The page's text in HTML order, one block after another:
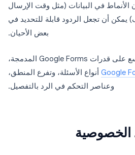
الأنماط في البيانات (مثل وقت الإرسال
يمكن أن تجعل الردود قابلة للتحديد في
بعض الأحيان.
للحصول على نظرة أوسع على قدرات Google Forms المدمجة،
أنواع الأسئلة، وتفرع المنطق،
وعناصر التحكم في الرد بالتفصيل.
الخصوصية